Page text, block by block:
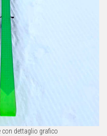
con dettaglio grafico